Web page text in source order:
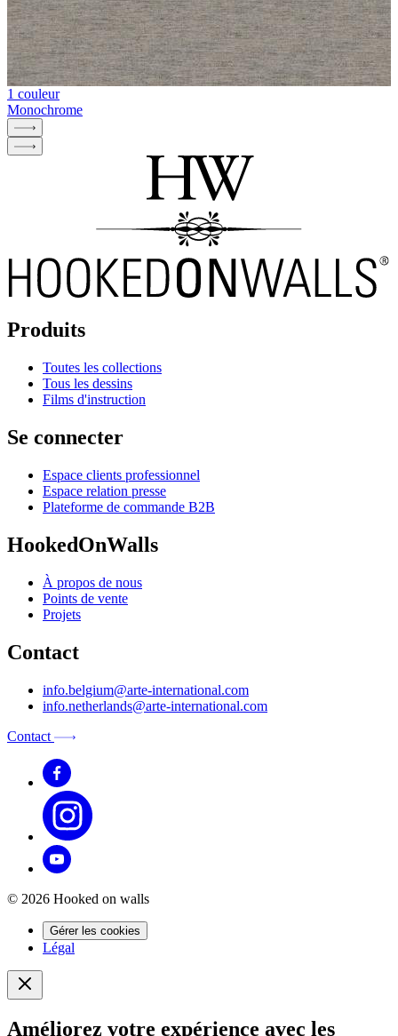
1 couleur
Monochrome
Produits
Toutes les collections
Tous les dessins
Films d'instruction
Se connecter
Espace clients professionnel
Espace relation presse
Plateforme de commande B2B
HookedOnWalls
À propos de nous
Points de vente
Projets
Contact
info.belgium@arte-international.com
info.netherlands@arte-international.com
Contact
© 2026 Hooked on walls
Gérer les cookies
Légal
Améliorez votre expérience avec les